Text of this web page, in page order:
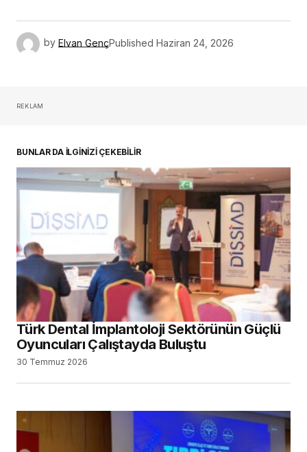
by Elvan GençPublished Haziran 24, 2026
REKLAM
BUNLAR DA İLGİNİZİ ÇEKEBİLİR
Türk Dental İmplantoloji Sektörünün Güçlü
Oyuncuları Çalıştayda Buluştu
30 Temmuz 2026